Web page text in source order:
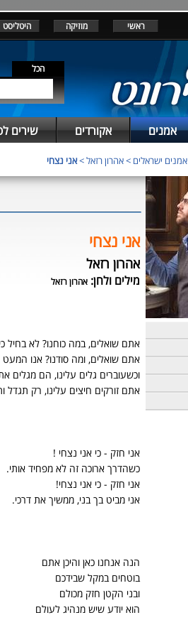
ראשי מוזיקה היטליסט
הכל
אמנים אקורדים שירים
אמנים ישראלים >אהרון רזאל>אני נצחי
אני נצחי
אהרון רזאל
מילים ולחן: אהרון רזאל
אתם שואלים, במה כוחנו? לא בחיל
אתם שואלים, ומה סודנו? אנו
וכשעוברים גלים עלינו, הם מגלים
אתם זורקים חיצים עלינו, רק תגדל
אני חזק - כי אני נצחי !
כשהדרך ארוכה זה לא מפחיד אותי.
אני חזק - כי אני נצחי!
אני מביט בך בני, ממשיך את דרכי.
הנה אנחנו כאן והיכן אתם
בוטחים במקל שבידכם
ובני הקטן חזק מכולם
הוא יודע שיש מנהיג לעולם